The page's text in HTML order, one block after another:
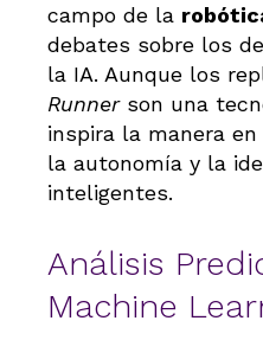
campo de la
debates sobre los
la IA. Aunque los
Runnerson una
inspira la manera
la autonomía y la
inteligentes.
Análisis
Machine